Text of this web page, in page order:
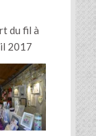
du fil à
2017